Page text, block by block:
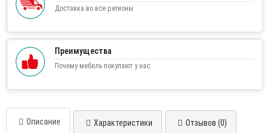
Доставка во все регионы
Преимущества
Почему мебель покупают у нас
Описание Характеристики Отзывов (0)